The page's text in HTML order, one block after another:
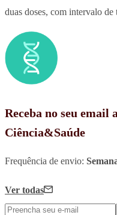
duas doses, com intervalo de
Receba no seu email
Ciência&Saúde
Frequência de envio:
Ver todas